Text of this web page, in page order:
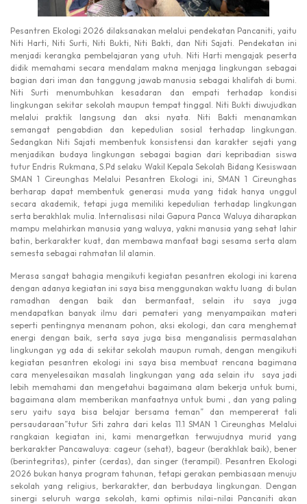
Pesantren Ekologi 2026 dilaksanakan melalui pendekatan Pancaniti, yaitu
Niti Harti, Niti Surti, Niti Bukti, Niti Bakti, dan Niti Sajati. Pendekatan ini
menjadi kerangka pembelajaran yang utuh. Niti Harti mengajak peserta
didik memahami secara mendalam makna menjaga lingkungan sebagai
bagian dari iman dan tanggung jawab manusia sebagai khalifah di bumi.
Niti Surti menumbuhkan kesadaran dan empati terhadap kondisi
lingkungan sekitar sekolah maupun tempat tinggal. Niti Bukti diwujudkan
melalui praktik langsung dan aksi nyata. Niti Bakti menanamkan
semangat pengabdian dan kepedulian sosial terhadap lingkungan.
Sedangkan Niti Sajati membentuk konsistensi dan karakter sejati yang
menjadikan budaya lingkungan sebagai bagian dari kepribadian siswa
tutur Endris Rukmana, S.Pd selaku Wakil Kepala Sekolah Bidang Kesiswaan
SMAN 1 Cireunghas Melalui Pesantren Ekologi ini, SMAN 1 Cireunghas
berharap dapat membentuk generasi muda yang tidak hanya unggul
secara akademik, tetapi juga memiliki kepedulian terhadap lingkungan
serta berakhlak mulia. Internalisasi nilai Gapura Panca Waluya diharapkan
mampu melahirkan manusia yang waluya, yakni manusia yang sehat lahir
batin, berkarakter kuat, dan membawa manfaat bagi sesama serta alam
semesta sebagai rahmatan lil alamin.
Merasa sangat bahagia mengikuti kegiatan pesantren ekologi ini karena
dengan adanya kegiatan ini saya bisa menggunakan waktu luang di bulan
ramadhan dengan baik dan bermanfaat, selain itu saya juga
mendapatkan banyak ilmu dari pemateri yang menyampaikan materi
seperti pentingnya menanam pohon, aksi ekologi, dan cara menghemat
energi dengan baik, serta saya juga bisa menganalisis permasalahan
lingkungan yg ada di sekitar sekolah maupun rumah, dengan mengikuti
kegiatan pesantren ekologi ini saya bisa membuat rencana bagimana
cara menyelesaikan masalah lingkungan yang ada selain itu saya jadi
lebih memahami dan mengetahui bagaimana alam bekerja untuk bumi,
bagaimana alam memberikan manfaatnya untuk bumi , dan yang paling
seru yaitu saya bisa belajar bersama teman” dan mempererat tali
persaudaraan”tutur Siti zahra dari kelas 11.1 SMAN 1 Cireunghas Melalui
rangkaian kegiatan ini, kami menargetkan terwujudnya murid yang
berkarakter Pancawaluya: cageur (sehat), bageur (berakhlak baik), bener
(berintegritas), pinter (cerdas), dan singer (terampil). Pesantren Ekologi
2026 bukan hanya program tahunan, tetapi gerakan pembiasaan menuju
sekolah yang religius, berkarakter, dan berbudaya lingkungan. Dengan
sinergi seluruh warga sekolah, kami optimis nilai-nilai Pancaniti akan